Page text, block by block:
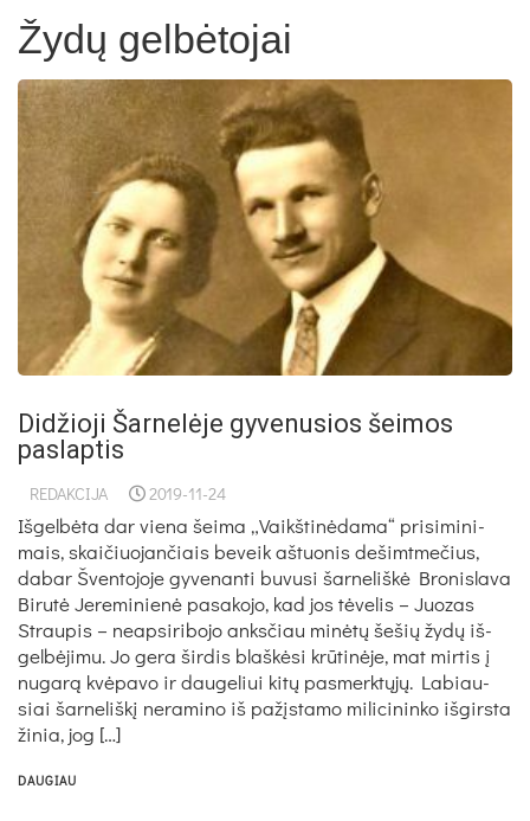
Žydų gelbėtojai
Didžioji Šarnelėje gyvenusios šeimos
paslaptis
REDAKCIJA 2019-11-24
Iš­gel­bė­ta dar vie­na šei­ma „Vaikš­ti­nė­da­ma“ pri­si­mi­ni­
mais, skai­čiuo­jan­čiais be­veik aš­tuo­nis de­šimt­me­čius,
da­bar Šven­to­jo­je gy­ve­nan­ti bu­vu­si šar­ne­liš­kė Bro­nis­la­va
Bi­ru­tė Je­re­mi­nie­nė pa­sa­ko­jo, kad jos tė­ve­lis – Juo­zas
Strau­pis – neap­si­ri­bo­jo anks­čiau mi­nė­tų še­šių žy­dų iš­
gel­bė­ji­mu. Jo ge­ra šir­dis blaš­kė­si krū­ti­nė­je, mat mir­tis į
nu­ga­rą kvė­pa­vo ir dau­ge­liui ki­tų pa­smerk­tų­jų. La­biau­
siai šar­ne­liš­kį ne­ra­mi­no iš pa­žįs­ta­mo mi­li­ci­nin­ko iš­girs­ta
ži­nia, jog […]
DAUGIAU